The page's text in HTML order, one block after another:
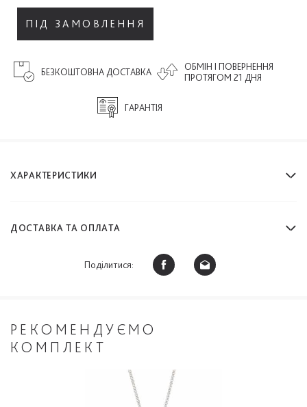
ПІД ЗАМОВЛЕННЯ
ОБМІН І ПОВЕРНЕННЯ
ПРОТЯГОМ 21 ДНЯ
ГАРАНТІЯ
БЕЗКОШТОВНА ДОСТАВКА
ХАРАКТЕРИСТИКИ
ДОСТАВКА ТА ОПЛАТА
Поділитися:
РЕКОМЕНДУЄМО
КОМПЛЕКТ